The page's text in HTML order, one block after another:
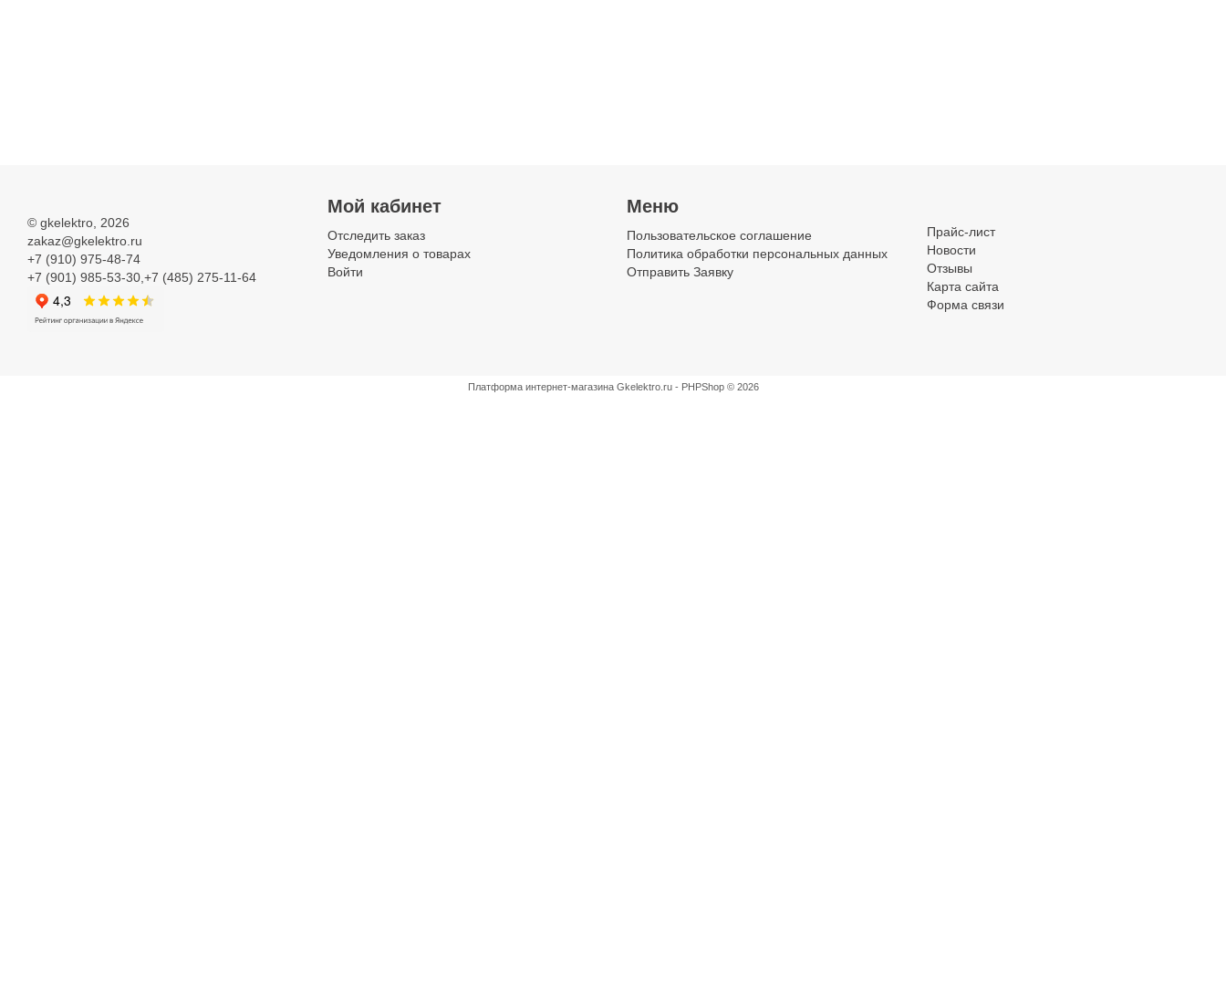
© gkelektro , 2026
zakaz@gkelektro.ru
+7 (910) 975-48-74
+7 (901) 985-53-30,+7 (485) 275-11-64
Мой кабинет
Отследить заказ
Уведомления о товарах
Войти
Меню
Пользовательское соглашение
Политика обработки персональных данных
Отправить Заявку
Прайс-лист
Новости
Отзывы
Карта сайта
Форма связи
Платформа интернет-магазинаGkelektro.ru - PHPShop © 2026